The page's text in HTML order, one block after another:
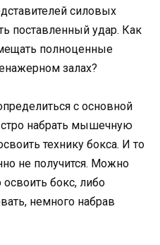
силовых
поставленный удар. Как
полноценные
залах?
с основной
набрать мышечную
технику бокса. И то
не получится. Можно
освоить бокс, либо
немного набрав